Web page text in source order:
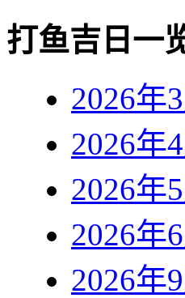
打鱼吉日一
2026年
2026年
2026年
2026年
2026年